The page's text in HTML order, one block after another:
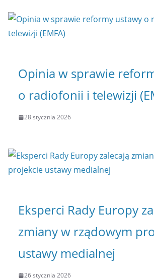
Opinia w sprawie
o radiofonii i telewizji
28 stycznia 2026
Eksperci Rady Europy
zmiany w rządowym
ustawy medialnej
26 stycznia 2026